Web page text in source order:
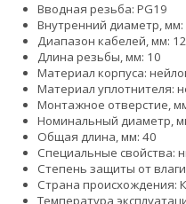
Вводная резьба: PG19
Внутренний диаметр, мм:
Диапазон кабелей, мм:
Длина резьбы, мм: 10
Материал корпуса:
Материал уплотнителя:
Монтажное отверстие,
Номинальный диаметр,
Общая длина, мм: 40
Специальные свойства:
Степень защиты от
Страна происхождения:
Температура